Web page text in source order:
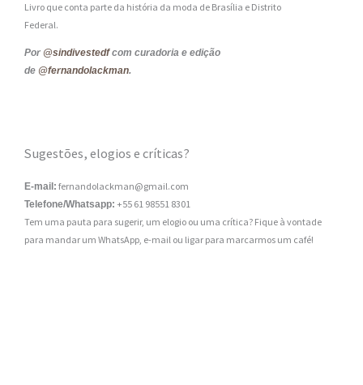
Livro que conta parte da história da moda de Brasília e Distrito
Federal.
Por @sindivestedfcom curadoria e edição
de @fernandolackman.
Sugestões, elogios e críticas?
E-mail: fernandolackman@gmail.com
Telefone/Whatsapp: +55 61 98551 8301
Tem uma pauta para sugerir, um elogio ou uma crítica? Fique à vontade
para mandar um WhatsApp, e-mail ou ligar para marcarmos um café!